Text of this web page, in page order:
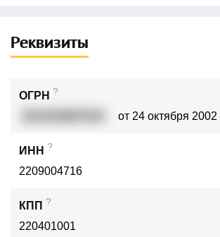
Реквизиты
ОГРН ?
от 24 октября 2002
ИНН ?
2209004716
КПП ?
220401001